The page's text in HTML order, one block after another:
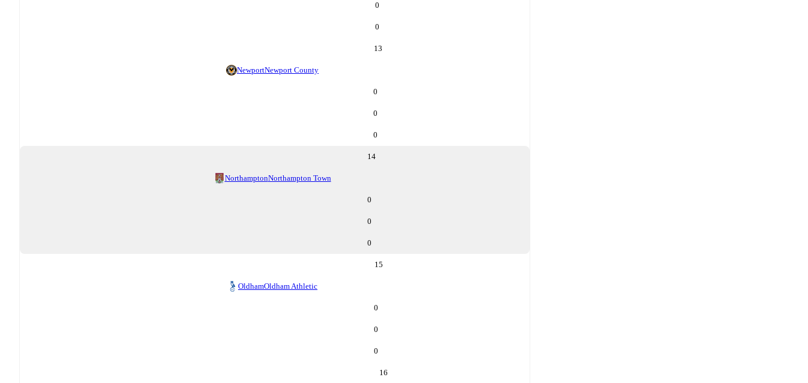
0
0
13
NewportNewport County
0
0
0
14
NorthamptonNorthampton Town
0
0
0
15
OldhamOldham Athletic
0
0
0
16